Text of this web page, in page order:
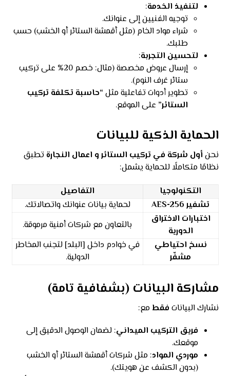
لتنفيذ الخدمة:
توجيه الفنيين إلى عنوانك.
شراء مواد الخام (مثل أقمشة الستائر أو الخشب) حسب
طلبك.
لتحسين التجربة:
إرسال عروض مخصصة (مثال: خصم 20% على تركيب
ستائر غرف النوم).
تطوير أدوات تفاعلية مثل “حاسبة تكلفة تركيب
الستائر” على الموقع.
الحماية الذكية للبيانات
نحنأول شركة في تركيب الستائر و اعمال النجارة تطبق
نظامًا متكاملًا للحماية يشمل:
التكنولوجيا
التفاصيل
تشفير AES-256
لحماية بيانات عنوانك واتصالاتك.
اختبارات الاختراق
الدورية
بالتعاون مع شركات أمنية مرموقة.
نسخ احتياطي
مشفّر
في خوادم داخل [البلد] لتجنب المخاطر
الدولية.
مشاركة البيانات (بشفافية تامة)
نشارك البيانات فقط مع:
فريق التركيب الميداني: لضمان الوصول الدقيق إلى
موقعك.
موردي المواد: مثل شركات أقمشة الستائر أو الخشب
(بدون الكشف عن هويتك).